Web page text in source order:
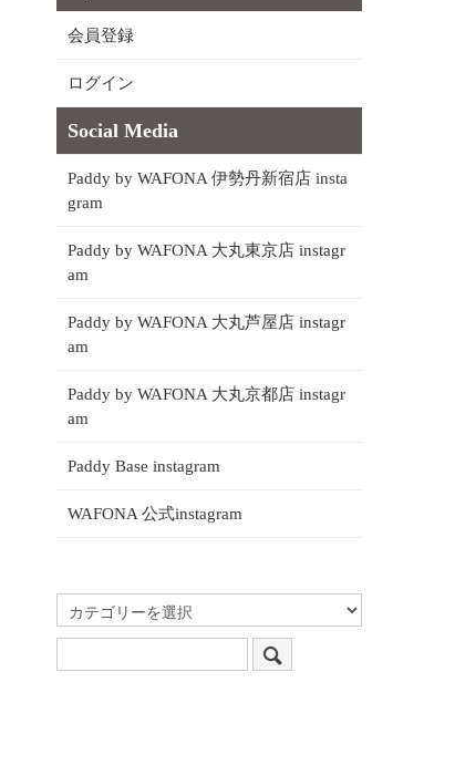
会員登録
ログイン
Social Media
Paddy by WAFONA 伊勢丹新宿店 insta
gram
Paddy by WAFONA 大丸東京店 instagr
am
Paddy by WAFONA 大丸芦屋店 instagr
am
Paddy by WAFONA 大丸京都店 instagr
am
Paddy Base instagram
WAFONA 公式instagram